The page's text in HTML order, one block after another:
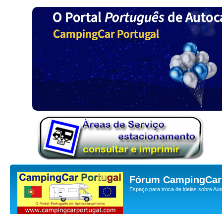
Fórum
Espaço para troca de ideias sobre